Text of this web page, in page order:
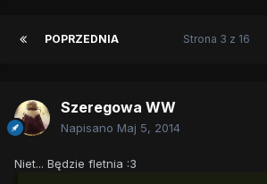
POPRZEDNIA Strona 3 z 16
Szeregowa WW
Napisano Maj 5, 2014
Niet... Będzie fletnia :3